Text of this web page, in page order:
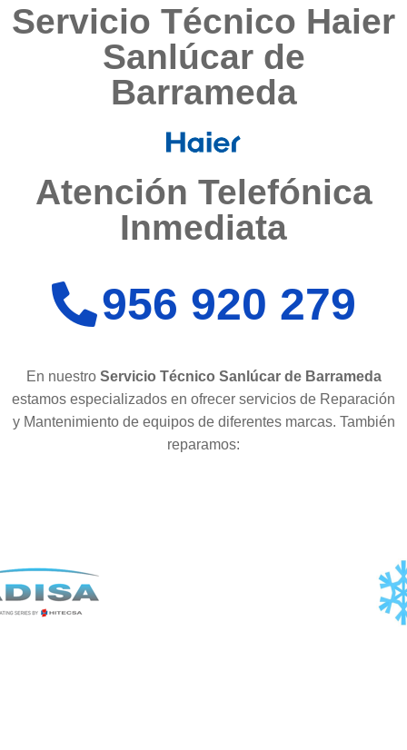
Servicio Técnico Haier
Sanlúcar de
Barrameda
Atención Telefónica
Inmediata
956 920 279
En nuestro Servicio Técnico Sanlúcar de Barrameda
estamos especializados en ofrecer servicios de Reparación
y Mantenimiento de equipos de diferentes marcas. También
reparamos: